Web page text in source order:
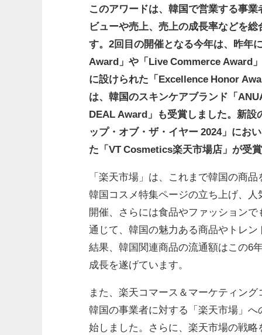
このアワードは、韓国で営業する事
ビューや売上、売上の成長率などを
す。2回目の開催となる今年は、昨年
Award」や「Live Commerce Award
に設けられた「Excellence Honor
は、韓国のスキンケアブランド「
DEAL Award」も受賞しました。新
ップ・オブ・ザ・イヤー 2024」にお
た「VT Cosmetics楽天市場店」が受
「楽天市場」は、これまで韓国の商
韓国コスメ特集ページの立ち上げ、
開催、さらには食品やファッション
通じて、韓国の魅力ある商品やトレ
結果、韓国関連商品の流通額はこの6
成長を遂げています。
また、楽天コマース＆マーケティン
韓国の事業者に対する「楽天市場」
始しました。さらに、楽天市場の戦